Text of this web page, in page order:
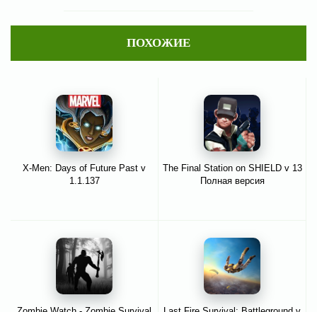
ПОХОЖИЕ
X-Men: Days of Future Past v
1.1.137
The Final Station on SHIELD v 13
Полная версия